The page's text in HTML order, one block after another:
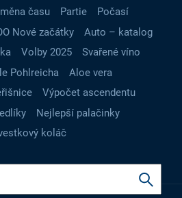
času Partie
Počasí
Nové začátky
Auto – katalog
Volby 2025
Svařené víno
Pohlreicha
Aloe vera
Výpočet ascendentu
Nejlepší palačinky
koláč